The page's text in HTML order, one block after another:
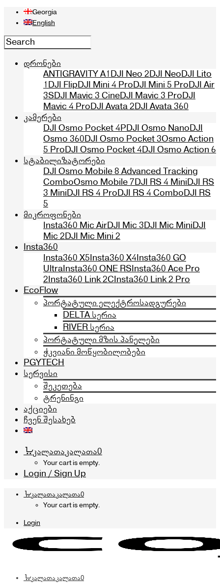
Georgia
English
დრონები
ANTIGRAVITY A1DJI Neo 2DJI NeoDJI Lito
1DJI FlipDJI Mini 4 ProDJI Mini 5 ProDJI Air
3SDJI Mavic 3 CineDJI Mavic 3 ProDJI
Mavic 4 ProDJI Avata 2DJI Avata 360
კამერები
DJI Osmo Pocket 4PDJI Osmo NanoDJI
Osmo 360DJI Osmo Pocket 3Osmo Action
5 ProDJI Osmo Pocket 4DJI Osmo Action 6
სტაბილიზატორები
DJI Osmo Mobile 8 Advanced Tracking
ComboOsmo Mobile 7DJI RS 4 MiniDJI RS
3 MiniDJI RS 4 ProDJI RS 4 ComboDJI RS
5
მიკროფონები
Insta360 Mic AirDJI Mic 3DJI Mic MiniDJI
Mic 2DJI Mic Mini 2
Insta360
Insta360 X5Insta360 X4Insta360 GO
UltraInsta360 ONE RSInsta360 Ace Pro
2Insta360 Link 2CInsta360 Link 2 Pro
EcoFlow
პორტატული ელექტროსადგურები
DELTA სერია
RIVER სერია
პორტატული მზის პანელები
ჭკვიანი მოწყობილობები
PGYTECH
სერვისი
შეკეთება
ტრენინგი
აქციები
ჩვენ შესახებ
კალათაკალათა0
Your cart is empty.
Login / Sign Up
კალათაკალათა0
Your cart is empty.
Login
კალათაკალათა0